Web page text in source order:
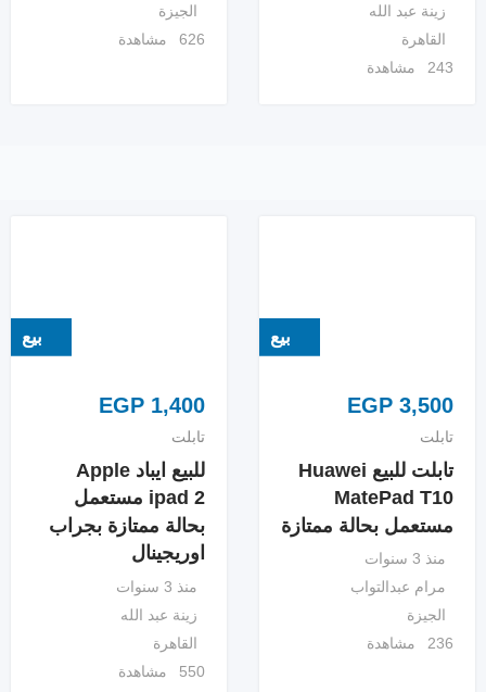
زينة عبد الله
القاهرة
243 مشاهدة
الجيزة
626 مشاهدة
بيع
EGP 3,500
تابلت
تابلت للبيع Huawei
MatePad T10
مستعمل بحالة ممتازة
منذ 3 سنوات
مرام عبدالتواب
الجيزة
236 مشاهدة
بيع
EGP 1,400
تابلت
للبيع ايباد Apple
ipad 2 مستعمل
بحالة ممتازة بجراب
اوريجينال
منذ 3 سنوات
زينة عبد الله
القاهرة
550 مشاهدة